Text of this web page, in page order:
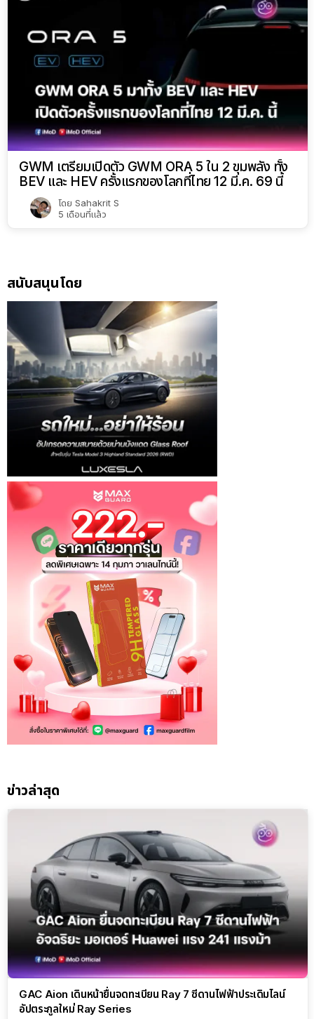
GWM เตรียมเปิดตัว GWM ORA 5 ใน 2 ขุมพลัง ทั้ง
BEV และ HEV ครั้งแรกของโลกที่ไทย 12 มี.ค. 69 นี้
โดย Sahakrit S
5 เดือนที่แล้ว
สนับสนุนโดย
ข่าวล่าสุด
GAC Aion เดินหน้ายื่นจดทะเบียน Ray 7 ซีดานไฟฟ้าประเดิมไลน์
อัปตระกูลใหม่ Ray Series